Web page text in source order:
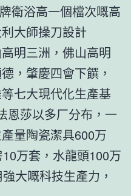
衛浴高一個檔次嘅高
大師操刀設計
明三洲，佛山高明
，肇慶四會下饌，
七大現代化生產基
恩莎以多厂分布，一
量陶瓷潔具600万
万套，水龍頭100万
大嘅科技生產力，